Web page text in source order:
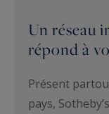
Un réseau
répond à
Présent
pays,